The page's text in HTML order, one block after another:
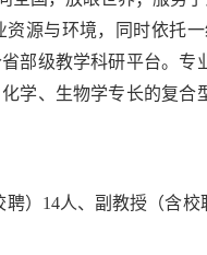
源与环境，同时依托
部级教学科研平台。
学、生物学专长的复
）14人、副教授（含